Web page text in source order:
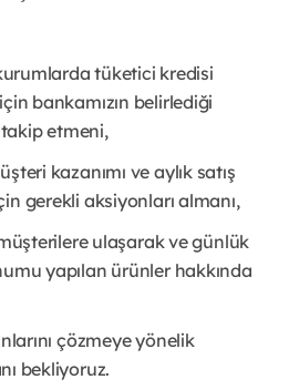
tüketici kredisi
bankamızın belirlediği
etmeni,
kazanımı ve aylık satış
gerekli aksiyonları almanı,
ulaşarak ve günlük
yapılan ürünler hakkında
çözmeye yönelik
bekliyoruz.